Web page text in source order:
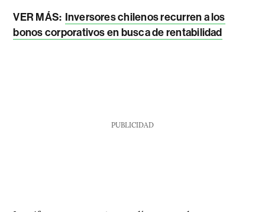
VER MÁS: Inversores chilenos recurren a los
bonos corporativos en busca de rentabilidad
PUBLICIDAD